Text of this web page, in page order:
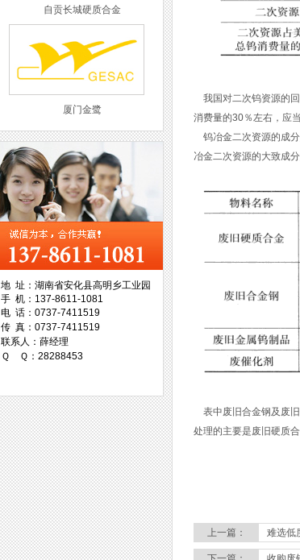
自贡长城硬质合金
厦门金鹭
西工集团
台湾协威机械
台湾万事达切削科技
地 址：湖南省安化县高明乡工业园
手 机：137-8611-1081
电 话：0737-7411519
传 真：0737-7411519
联系人：薛经理
Ｑ Ｑ：28288453
我国对二次钨资源的
消费量的30％左右，应
钨冶金二次资源的成
冶金二次资源的大致成
表中废旧合金钢及废
处理的主要是废旧硬质
上一篇： 难选低